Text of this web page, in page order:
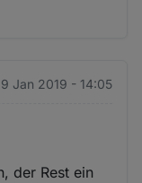
Jan 2019 - 14:05
der Rest ein